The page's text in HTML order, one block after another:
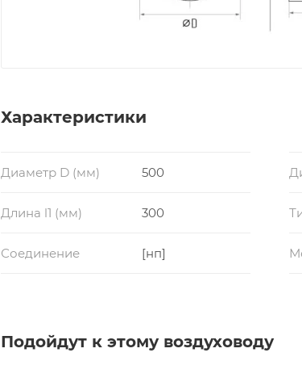
Характеристики
Диаметр D (мм) 500
Длина l1 (мм) 300
Соединение [нп]
Подойдут к этому воздуховоду